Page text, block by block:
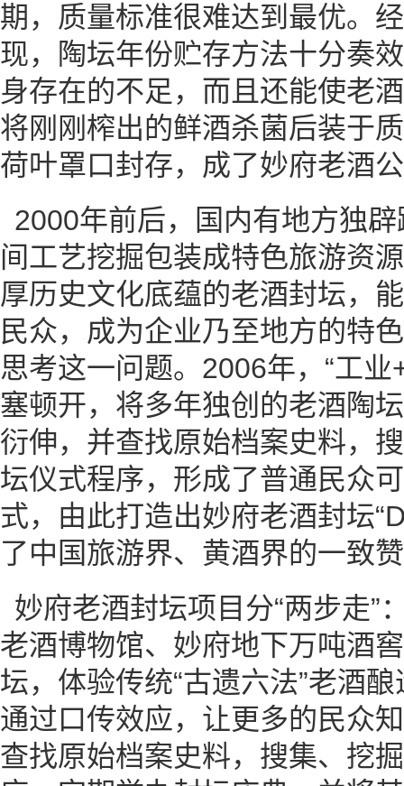
期，质量标准很难达到最优。
现，陶坛年份贮存方法十分奏
身存在的不足，而且还能使老
将刚刚榨出的鲜酒杀菌后装于
荷叶罩口封存，成了妙府老酒
2000年前后，国内有地方独
间工艺挖掘包装成特色旅游资
厚历史文化底蕴的老酒封坛，
民众，成为企业乃至地方的特
思考这一问题。2006年，“工
塞顿开，将多年独创的老酒陶
衍伸，并查找原始档案史料，
坛仪式程序，形成了普通民众
式，由此打造出妙府老酒封坛
了中国旅游界、黄酒界的一致
妙府老酒封坛项目分“两步走”
老酒博物馆、妙府地下万吨酒
坛，体验传统“古遗六法”老酒
通过口传效应，让更多的民众
查找原始档案史料，搜集、挖